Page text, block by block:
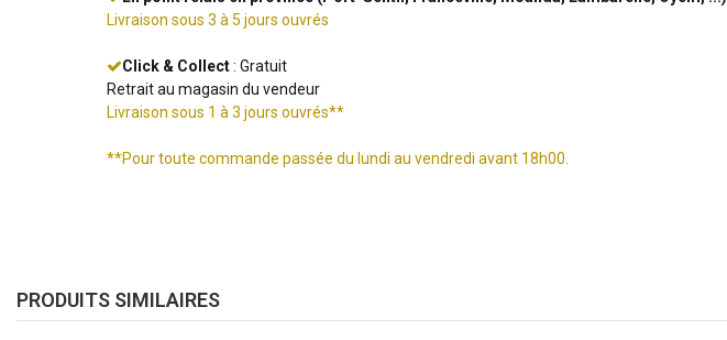
Livraison sous 3 à 5 jours ouvrés
Click & Collect: Gratuit
Retrait au magasin du vendeur
Livraison sous 1 à 3 jours ouvrés**
**Pour toute commande passée du lundi au vendredi avant 18h00.
PRODUITS SIMILAIRES